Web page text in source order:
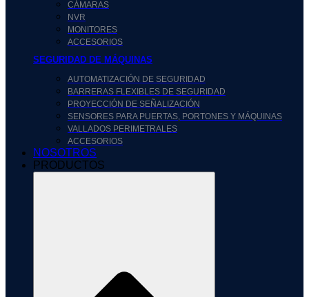
CÁMARAS
NVR
MONITORES
ACCESORIOS
SEGURIDAD DE MÁQUINAS
AUTOMATIZACIÓN DE SEGURIDAD
BARRERAS FLEXIBLES DE SEGURIDAD
PROYECCIÓN DE SEÑALIZACIÓN
SENSORES PARA PUERTAS, PORTONES Y MÁQUINAS
VALLADOS PERIMETRALES
ACCESORIOS
NOSOTROS
PRODUCTOS